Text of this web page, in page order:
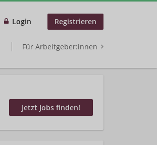
Login Registrieren
Für Arbeitgeber:innen